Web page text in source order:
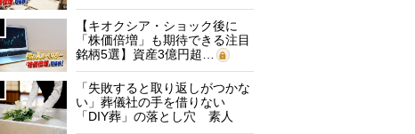
【キオクシア・ショック後に
「株価倍増」も期待できる注目
銘柄5選】資産3億円超…
「失敗すると取り返しがつかな
い」葬儀社の手を借りない
「DIY葬」の落とし穴 素人
に…